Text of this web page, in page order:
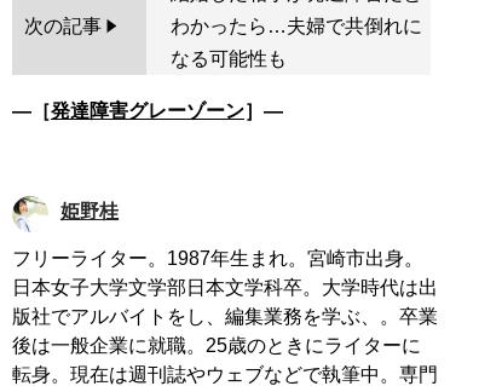
次の記事
わかったら…夫婦で共倒れに
なる可能性も
―［発達障害グレーゾーン］―
姫野桂
フリーライター。1987年生まれ。宮崎市出身。
日本女子大学文学部日本文学科卒。大学時代は出
版社でアルバイトをし、編集業務を学ぶ、。卒業
後は一般企業に就職。25歳のときにライターに
転身。現在は週刊誌やウェブなどで執筆中。専門